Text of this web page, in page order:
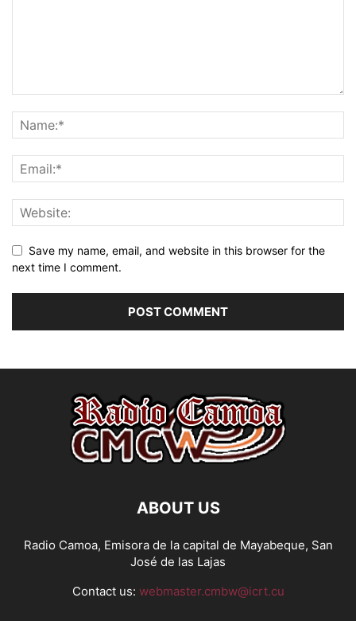
Save my name, email, and website in this browser for the
next time I comment.
ABOUT US
Radio Camoa, Emisora de la capital de Mayabeque, San
José de las Lajas
Contact us: webmaster.cmbw@icrt.cu